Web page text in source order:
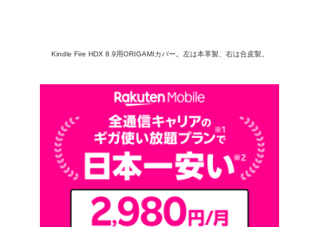
Kindle Fire HDX 8.9用ORIGAMIカバー。左は本革製、右は合皮製。